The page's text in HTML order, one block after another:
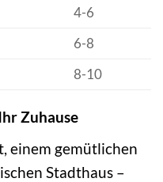
4-6
6-8
8-10
Zuhause
einem gemütlichen
Stadthaus –